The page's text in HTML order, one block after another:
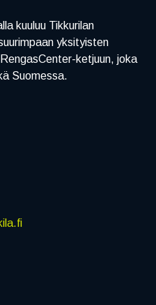
kuuluu Tikkurilan
yksityisten
ketjuun, joka
Suomessa.